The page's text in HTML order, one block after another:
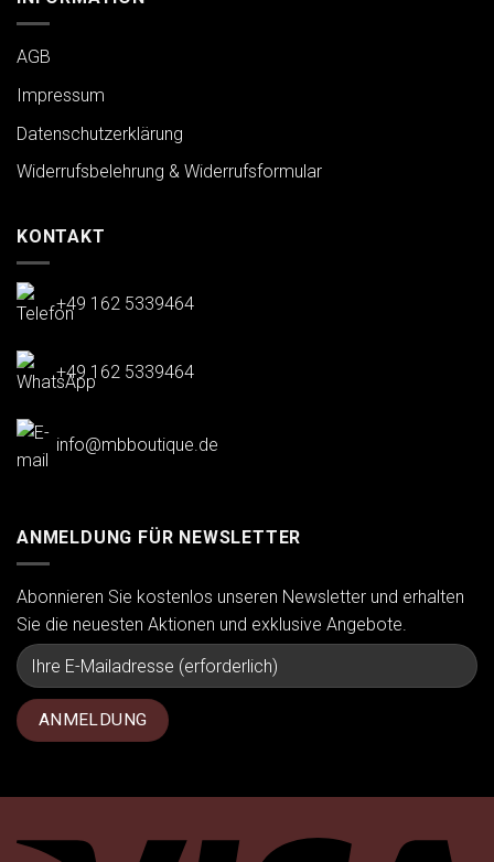
AGB
Impressum
Datenschutzerklärung
Widerrufsbelehrung & Widerrufsformular
KONTAKT
+49 162 5339464
+49 162 5339464
info@mbboutique.de
ANMELDUNG FÜR NEWSLETTER
Abonnieren Sie kostenlos unseren Newsletter und erhalten
Sie die neuesten Aktionen und exklusive Angebote.